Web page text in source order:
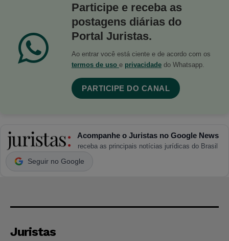
Participe e receba as
postagens diárias do
Portal Juristas.
Ao entrar você está ciente e de acordo com os
termos de uso e privacidade do Whatsapp.
PARTICIPE DO CANAL
Acompanhe o Juristas no Google News
receba as principais notícias jurídicas do Brasil
Seguir no Google
Juristas